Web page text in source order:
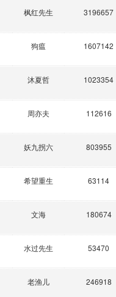
枫红先生 3196657
狗瘟 1607142
沐夏哲 1023354
周亦夫 112616
妖九拐六 803955
希望重生 63114
文海 180674
水过先生 53470
老渔儿 246918